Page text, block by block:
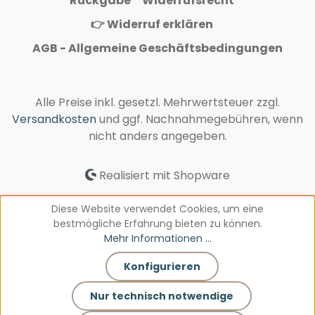
Speichelechtheit garantiert durch DIN
👉 Widerruf erklären
AGB - Allgemeine Geschäftsbedingungen
Alle Preise inkl. gesetzl. Mehrwertsteuer zzgl.
Versandkostenund ggf. Nachnahmegebühren, wenn
nicht anders angegeben.
Realisiert mit Shopware
Diese Website verwendet Cookies, um eine
bestmögliche Erfahrung bieten zu können.
Mehr Informationen ...
Nur technisch notwendige
Konfigurieren